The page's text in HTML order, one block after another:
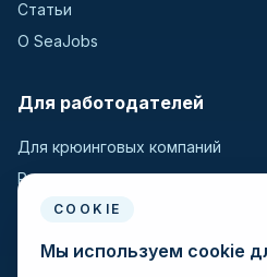
De Laval
Detroit Diesel
DMR(18)
English Electric(4)
Статьи
О SeaJobs
Для работодателей
Для крюинговых компаний
Разместить вакансию
Поиск кандидатов
COOKIE
Мы используем cookie